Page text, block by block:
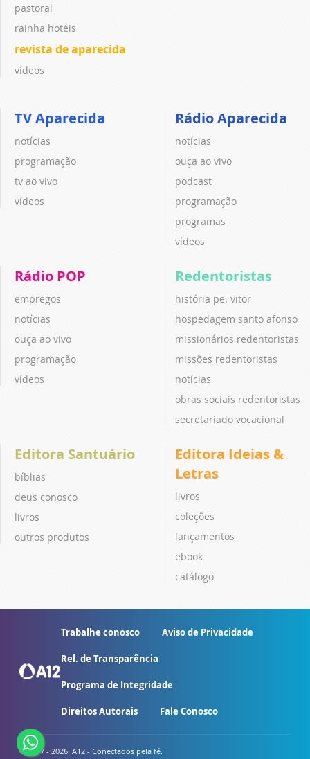
pastoral
rainha hotéis
revista de aparecida
vídeos
TV Aparecida
notícias
programação
tv ao vivo
vídeos
Rádio Aparecida
notícias
ouça ao vivo
podcast
programação
programas
vídeos
Rádio POP
empregos
notícias
ouça ao vivo
programação
vídeos
Redentoristas
história pe. vitor
hospedagem santo afonso
missionários redentoristas
missões redentoristas
notícias
obras sociais redentoristas
secretariado vocacional
Editora Santuário
bíblias
deus conosco
livros
outros produtos
Editora Ideias &
Letras
livros
coleções
lançamentos
ebook
catálogo
Trabalhe conosco Aviso de Privacidade
Rel. de Transparência
Programa de Integridade
Direitos Autorais Fale Conosco
© 2007 - 2026. A12 - Conectados pela fé.